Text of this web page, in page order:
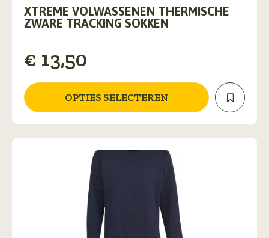
XTREME VOLWASSENEN THERMISCHE
ZWARE TRACKING SOKKEN
€ 13,50
OPTIES SELECTEREN
product
heeft
Deze
optie
gekozen
worden
op
de